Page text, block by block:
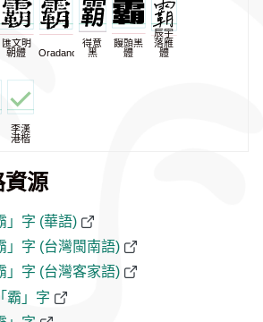
匯文明
朝體
Oradano
得意
黑
饅頭黑
體
辰宇
落雁
體
李漢
港楷
源
」字 (華語)
」字 (台灣閩南語)
」字 (台灣客家語)
霸」字